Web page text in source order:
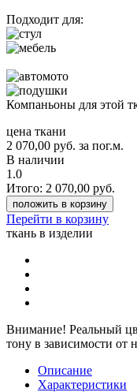
Подходит для:
Компаньоны для этой
цена ткани
2 070,00 руб. за пог.м.
В наличии
1.0
Итого: 2 070,00 руб.
положить в корзину
Перейти в корзину
ткань в изделии
Внимание! Реальный
тону в зависимости от
Описание
Характеристики